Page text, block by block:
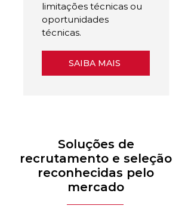
limitações técnicas ou
oportunidades
técnicas.
SAIBA MAIS
Soluções de
recrutamento e seleção
reconhecidas pelo
mercado